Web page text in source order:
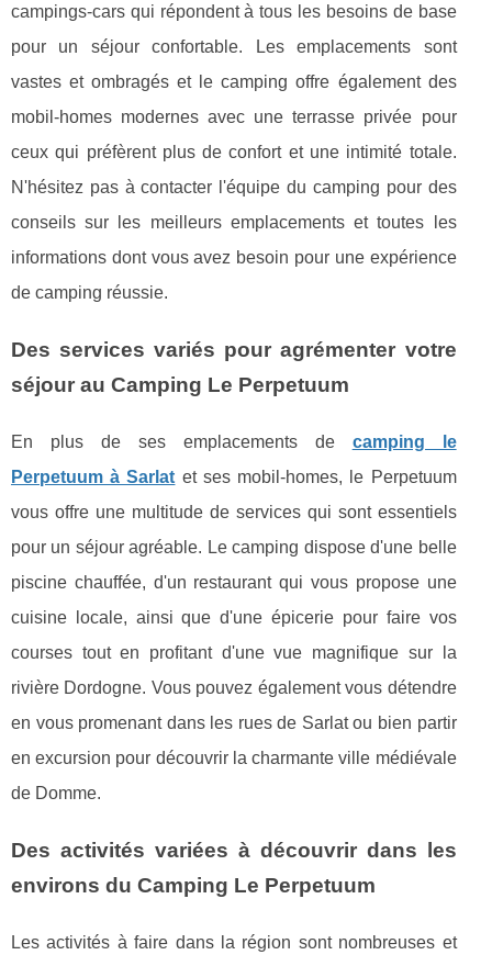
campings-cars qui répondent à tous les besoins de base
pour un séjour confortable. Les emplacements sont
vastes et ombragés et le camping offre également des
mobil-homes modernes avec une terrasse privée pour
ceux qui préfèrent plus de confort et une intimité totale.
N'hésitez pas à contacter l'équipe du camping pour des
conseils sur les meilleurs emplacements et toutes les
informations dont vous avez besoin pour une expérience
de camping réussie.
Des services variés pour agrémenter votre
séjour au Camping Le Perpetuum
En plus de ses emplacements de camping le
Perpetuum à Sarlat et ses mobil-homes, le Perpetuum
vous offre une multitude de services qui sont essentiels
pour un séjour agréable. Le camping dispose d'une belle
piscine chauffée, d'un restaurant qui vous propose une
cuisine locale, ainsi que d'une épicerie pour faire vos
courses tout en profitant d'une vue magnifique sur la
rivière Dordogne. Vous pouvez également vous détendre
en vous promenant dans les rues de Sarlat ou bien partir
en excursion pour découvrir la charmante ville médiévale
de Domme.
Des activités variées à découvrir dans les
environs du Camping Le Perpetuum
Les activités à faire dans la région sont nombreuses et